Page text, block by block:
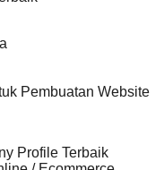
Pembuatan Website
Profile Terbaik